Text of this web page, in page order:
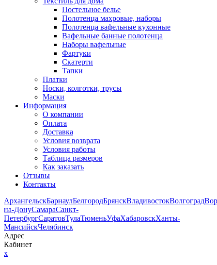
Постельное белье
Полотенца махровые, наборы
Полотенца вафельные кухонные
Вафельные банные полотенца
Наборы вафельные
Фартуки
Скатерти
Тапки
Платки
Носки, колготки, трусы
Маски
Информация
О компании
Оплата
Доставка
Условия возврата
Условия работы
Таблица размеров
Как заказать
Отзывы
Контакты
АрхангельскБарнаулБелгородБрянскВладивостокВолгоград
на-ДонуСамараСанкт-
ПетербургСаратовТулаТюменьУфаХабаровскХанты-
МансийскЧелябинск
Адрес
Кабинет
x